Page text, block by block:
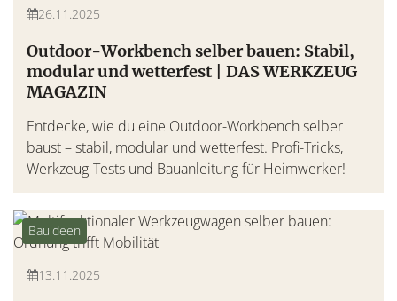
26.11.2025
Outdoor-Workbench selber bauen: Stabil,
modular und wetterfest | DAS WERKZEUG
MAGAZIN
Entdecke, wie du eine Outdoor-Workbench selber
baust – stabil, modular und wetterfest. Profi-Tricks,
Werkzeug-Tests und Bauanleitung für Heimwerker!
Bauideen
13.11.2025